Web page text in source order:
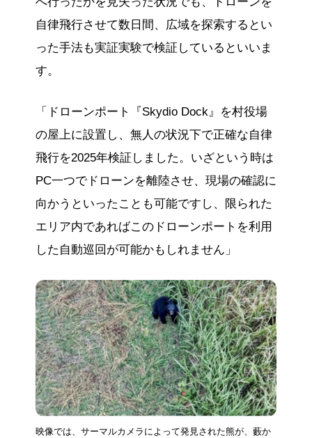
自律飛行させて数日間、広域を探索するとい
った手法も実証実験で検証しているといいま
す。
「ドローンポート『Skydio Dock』を村役場
の屋上に設置し、無人の状況下で正確な自律
飛行を2025年検証しました。いざという時は
PC一つでドローンを離陸させ、現場の確認に
向かうといったことも可能ですし、限られた
エリア内であればこのドローンポートを利用
した自動巡回が可能かもしれません」
映像では、サーマルカメラによって発見された熊が、藪か